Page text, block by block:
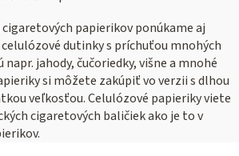
papierikov ponúkame aj
dutinky s príchuťou mnohých
napr. jahody, čučoriedky, višne a mnohé
si môžete zakúpiť vo verzii s dlhou
veľkosťou. Celulózové papieriky viete
cigaretových baličiek ako je to v